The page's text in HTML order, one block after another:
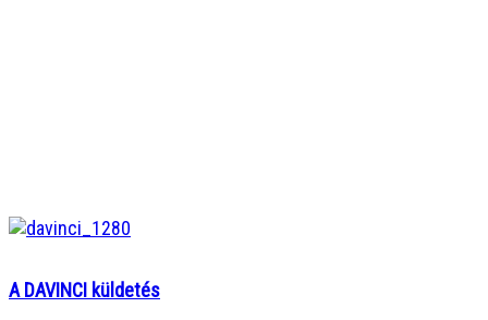
A DAVINCI küldetés